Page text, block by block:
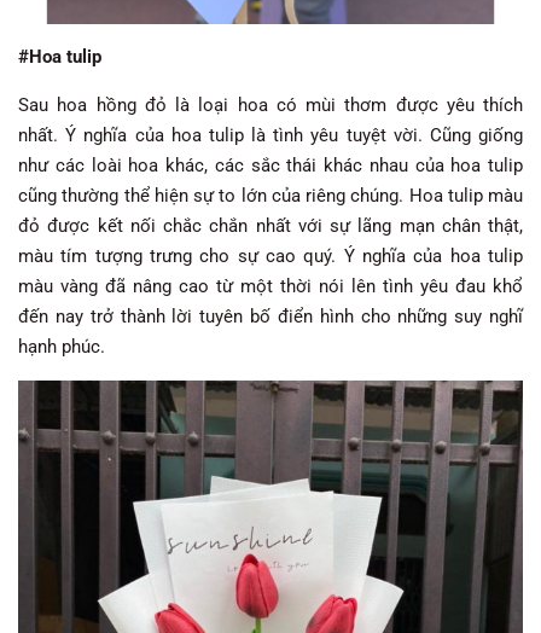
#Hoa tulip
Sau hoa hồng đỏ là loại hoa có mùi thơm được yêu thích
nhất. Ý nghĩa của hoa tulip là tình yêu tuyệt vời. Cũng giống
như các loài hoa khác, các sắc thái khác nhau của hoa tulip
cũng thường thể hiện sự to lớn của riêng chúng. Hoa tulip màu
đỏ được kết nối chắc chắn nhất với sự lãng mạn chân thật,
màu tím tượng trưng cho sự cao quý. Ý nghĩa của hoa tulip
màu vàng đã nâng cao từ một thời nói lên tình yêu đau khổ
đến nay trở thành lời tuyên bố điển hình cho những suy nghĩ
hạnh phúc.